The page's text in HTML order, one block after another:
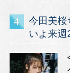
今田美桜
いよ来週